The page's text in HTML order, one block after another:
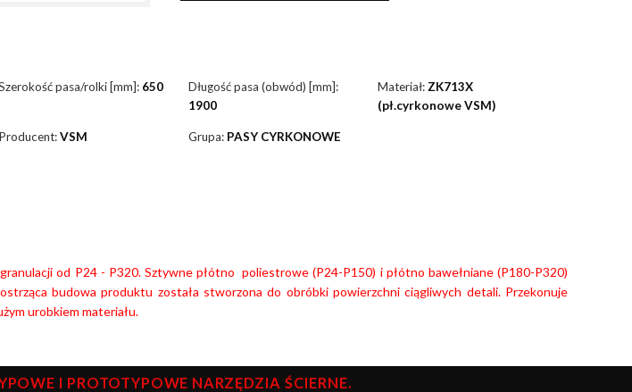
pasa/rolki [mm]: 650
Długość pasa (obwód) [mm]:
1900
Materiał:ZK713X
(pł.cyrkonowe VSM)
Producent:VSM Grupa: PASY CYRKONOWE
od P24 - P320. Sztywne płótno poliestrowe (P24-P150) i płótno bawełniane (P180-P320)
budowa produktu została stworzona do obróbki powierzchni ciągliwych detali. Przekonuje
urobkiem materiału.
I PROTOTYPOWE NARZĘDZIA ŚCIERNE.